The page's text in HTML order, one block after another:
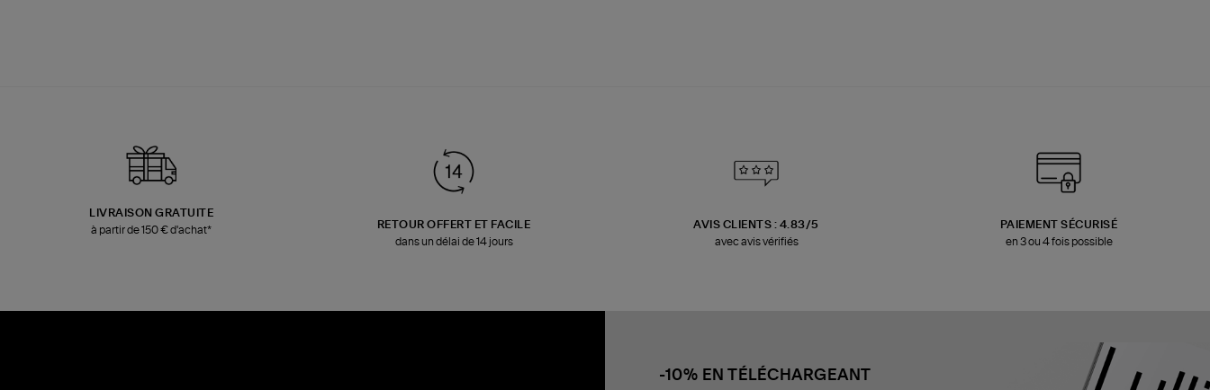
LIVRAISON GRATUITE
à partir de 150 € d'achat*
RETOUR OFFERT ET FACILE
dans un délai de 14 jours
AVIS CLIENTS : 4.83/5
avec avis vérifiés
PAIEMENT SÉCURISÉ
en 3 ou 4 fois possible
-10% EN TÉLÉCHARGEANT